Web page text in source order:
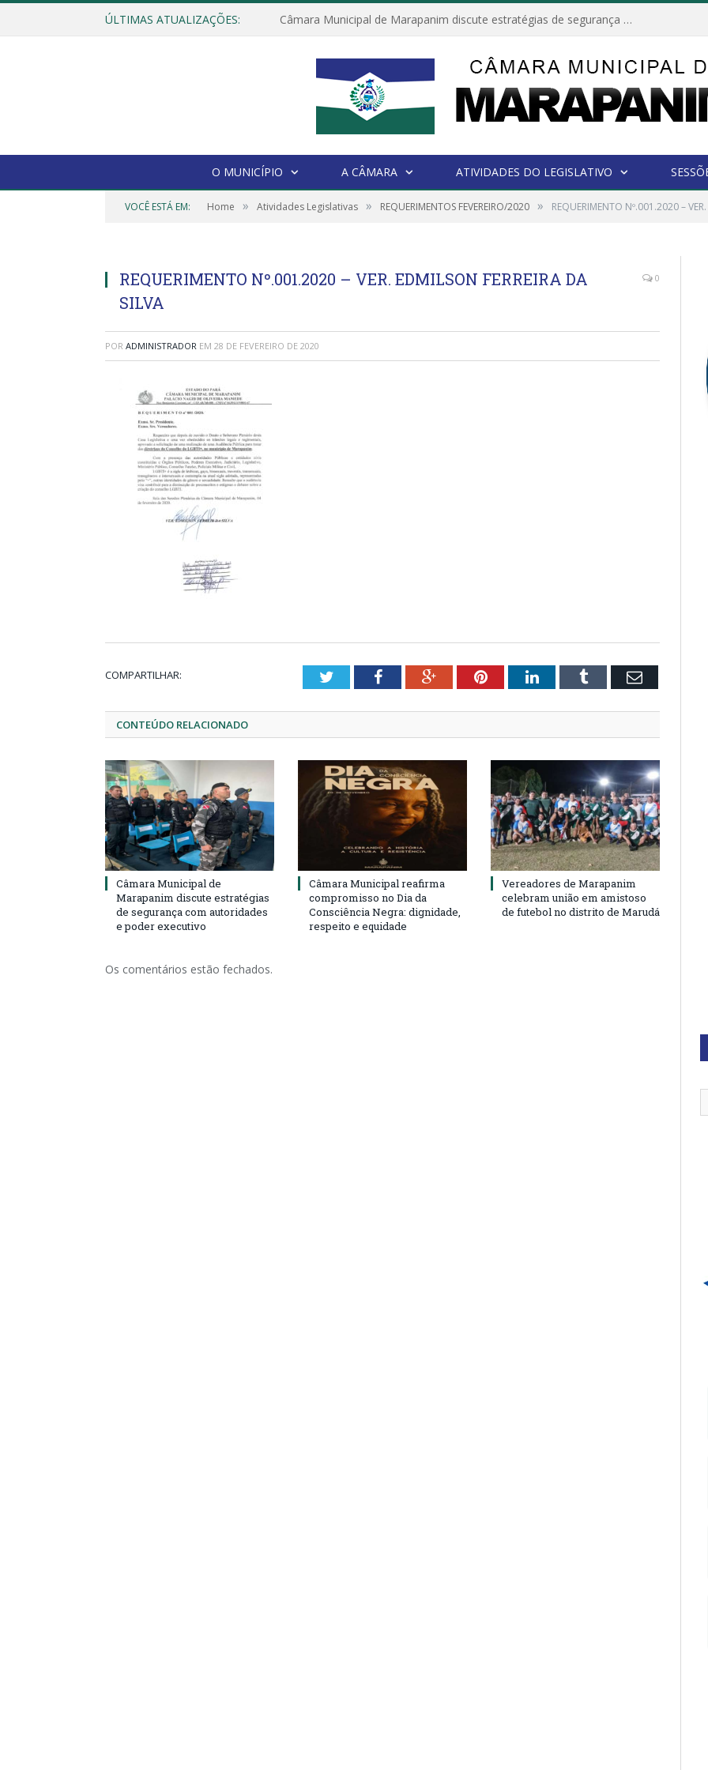
ÚLTIMAS ATUALIZAÇÕES: Câmara Municipal de Marapanim discute estratégias de segurança com autoridades e poder executivo
O MUNICÍPIO A CÂMARA ATIVIDADES DO LEGISLATIVO
VOCÊ ESTÁ EM: Home » Atividades Legislativas » REQUERIMENTOS FEVEREIRO/2020 » REQUERIMENTO Nº.001.2020 –
REQUERIMENTO Nº.001.2020 – VER. EDMILSON FERREIRA DA
SILVA
0
POR ADMINISTRADOR EM 28 DE FEVEREIRO DE 2020
COMPARTILHAR: TwitterFacebookGoogle+PinterestLinkedInTumblr Email
CONTEÚDO RELACIONADO
Câmara Municipal de
Marapanim discute estratégias
de segurança com autoridades
e poder executivo
Câmara Municipal reafirma
compromisso no Dia da
Consciência Negra: dignidade,
respeito e equidade
Vereadores de Marapanim
celebram união em amistoso
de futebol no distrito de Marudá
Os comentários estão fechados.